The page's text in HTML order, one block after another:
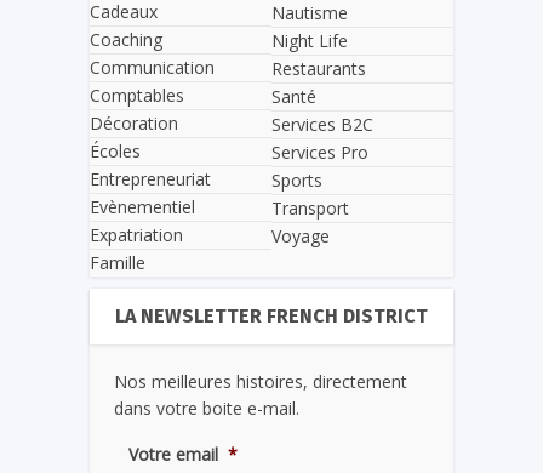
Cadeaux
Coaching
Communication
Comptables
Décoration
Écoles
Entrepreneuriat
Evènementiel
Expatriation
Famille
Nautisme
Night Life
Restaurants
Santé
Services B2C
Services Pro
Sports
Transport
Voyage
LA NEWSLETTER FRENCH DISTRICT
Nos meilleures histoires, directement
dans votre boite e-mail.
Votre email *